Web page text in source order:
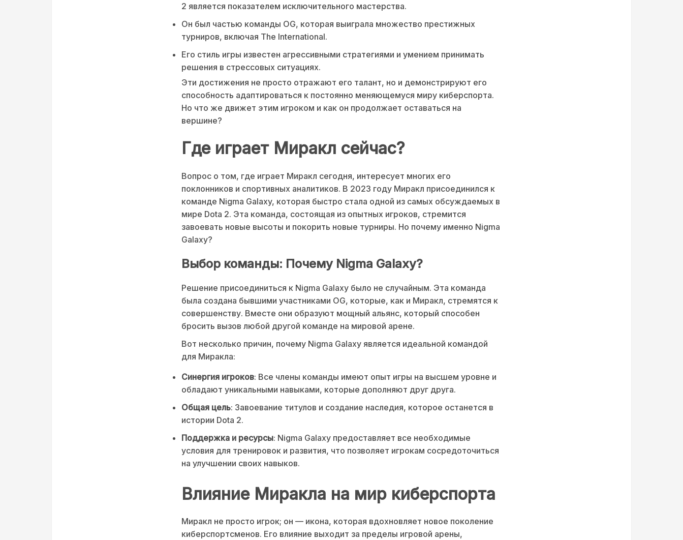
2 является показателем исключительного мастерства.
Он был частью команды OG, которая выиграла множество престижных
турниров, включая The International.
Его стиль игры известен агрессивными стратегиями и умением принимать
решения в стрессовых ситуациях.
Эти достижения не просто отражают его талант, но и демонстрируют его
способность адаптироваться к постоянно меняющемуся миру киберспорта.
Но что же движет этим игроком и как он продолжает оставаться на
вершине?
Где играет Миракл сейчас?
Вопрос о том, где играет Миракл сегодня, интересует многих его
поклонников и спортивных аналитиков. В 2023 году Миракл присоединился к
команде Nigma Galaxy, которая быстро стала одной из самых обсуждаемых в
мире Dota 2. Эта команда, состоящая из опытных игроков, стремится
завоевать новые высоты и покорить новые турниры. Но почему именно Nigma
Galaxy?
Выбор команды: Почему Nigma Galaxy?
Решение присоединиться к Nigma Galaxy было не случайным. Эта команда
была создана бывшими участниками OG, которые, как и Миракл, стремятся к
совершенству. Вместе они образуют мощный альянс, который способен
бросить вызов любой другой команде на мировой арене.
Вот несколько причин, почему Nigma Galaxy является идеальной командой
для Миракла:
Синергия игроков: Все члены команды имеют опыт игры на высшем уровне и
обладают уникальными навыками, которые дополняют друг друга.
Общая цель: Завоевание титулов и создание наследия, которое останется в
истории Dota 2.
Поддержка и ресурсы: Nigma Galaxy предоставляет все необходимые
условия для тренировок и развития, что позволяет игрокам сосредоточиться
на улучшении своих навыков.
Влияние Миракла на мир киберспорта
Миракл не просто игрок; он — икона, которая вдохновляет новое поколение
киберспортсменов. Его влияние выходит за пределы игровой арены,